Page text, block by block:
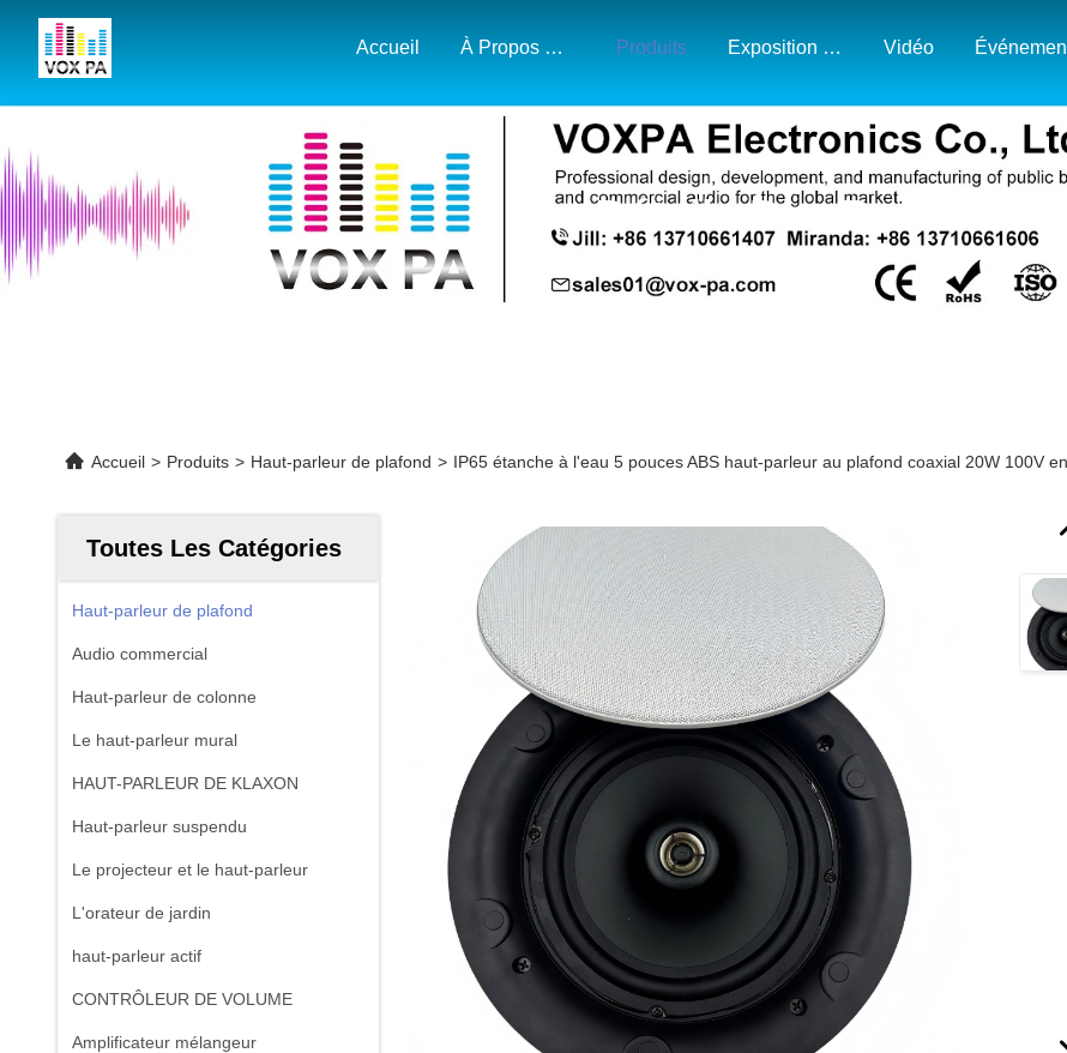
Accueil À Propos De Nous Produits Exposition Et Carte Du Marché Vidéo
Détails Des Produits
Accueil > Produits > Haut-parleur de plafond > IP65 étanche à l'eau 5 pouces ABS haut-parleur au plafond coaxial 20W 100V
Toutes Les Catégories
Haut-parleur de plafond
Audio commercial
Haut-parleur de colonne
Le haut-parleur mural
HAUT-PARLEUR DE KLAXON
Haut-parleur suspendu
Le projecteur et le haut-parleur
L'orateur de jardin
haut-parleur actif
CONTRÔLEUR DE VOLUME
Amplificateur mélangeur